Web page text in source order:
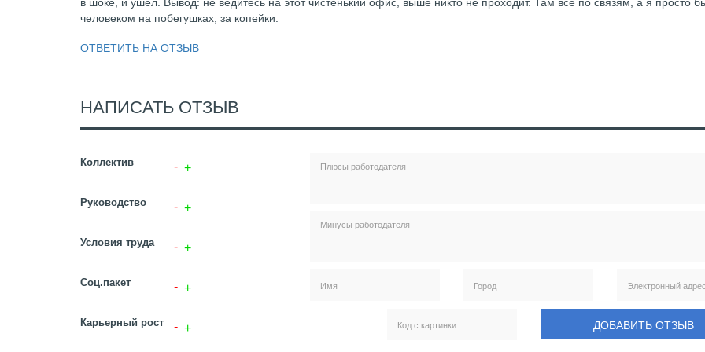
человеком на побегушках, за копейки.
ОТВЕТИТЬ НА ОТЗЫВ
НАПИСАТЬ ОТЗЫВ
Коллектив
Руководство
Условия труда
Соц.пакет
Карьерный рост ДОБАВИТЬ ОТЗЫВ